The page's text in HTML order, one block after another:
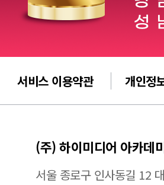
서비스 이용약관 개인정
(주) 하이미디어 아카데
서울 종로구 인사동길 12